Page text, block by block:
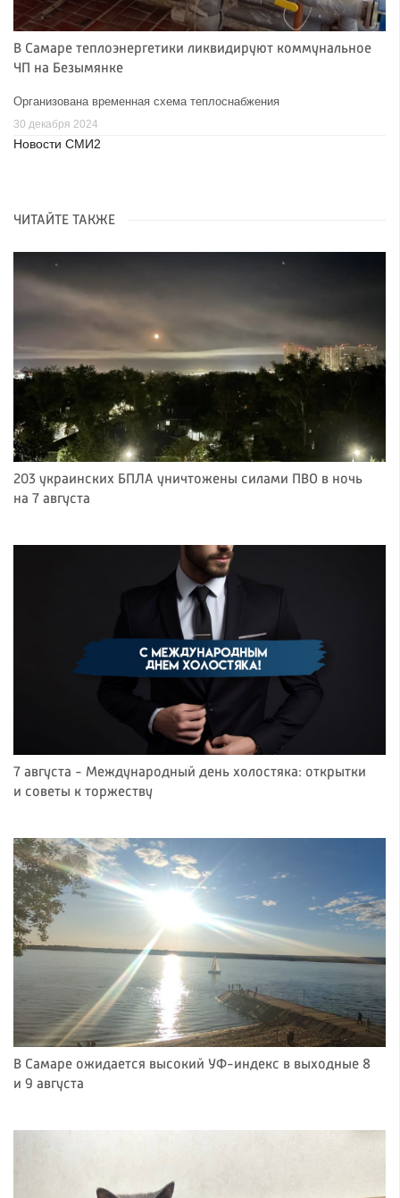
В Самаре теплоэнергетики ликвидируют коммунальное
ЧП на Безымянке
Организована временная схема теплоснабжения
30 декабря 2024
Новости СМИ2
ЧИТАЙТЕ ТАКЖЕ
203 украинских БПЛА уничтожены силами ПВО в ночь
на 7 августа
7 августа - Международный день холостяка: открытки
и советы к торжеству
В Самаре ожидается высокий УФ-индекс в выходные 8
и 9 августа